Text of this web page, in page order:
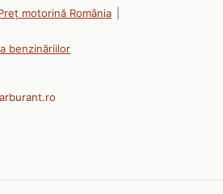
motorină România
benzinăriilor